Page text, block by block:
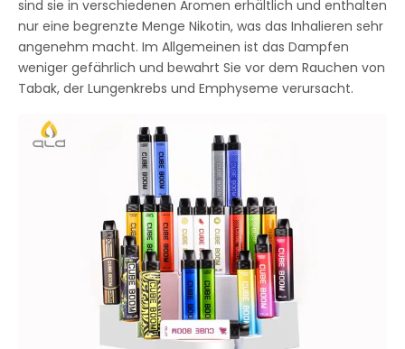
sind sie in verschiedenen Aromen erhältlich und enthalten
nur eine begrenzte Menge Nikotin, was das Inhalieren sehr
angenehm macht. Im Allgemeinen ist das Dampfen
weniger gefährlich und bewahrt Sie vor dem Rauchen von
Tabak, der Lungenkrebs und Emphyseme verursacht.